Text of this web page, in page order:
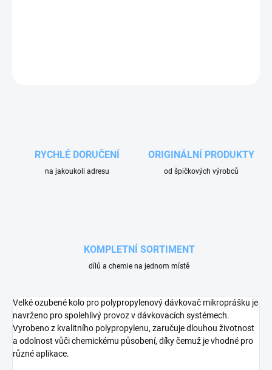
RYCHLÉ DORUČENÍ
na jakoukoli adresu
ORIGINÁLNÍ PRODUKTY
od špičkových výrobců
KOMPLETNÍ SORTIMENT
dílů a chemie na jednom místě
Velké ozubené kolo pro polypropylenový dávkovač mikroprášku je
navrženo pro spolehlivý provoz v dávkovacích systémech.
Vyrobeno z kvalitního polypropylenu, zaručuje dlouhou životnost
a odolnost vůči chemickému působení, díky čemuž je vhodné pro
různé aplikace.